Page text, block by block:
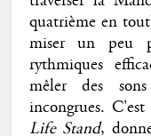
quatrième en
miser un peu
rythmiques
mêler des
incongrues.
Life Stand,